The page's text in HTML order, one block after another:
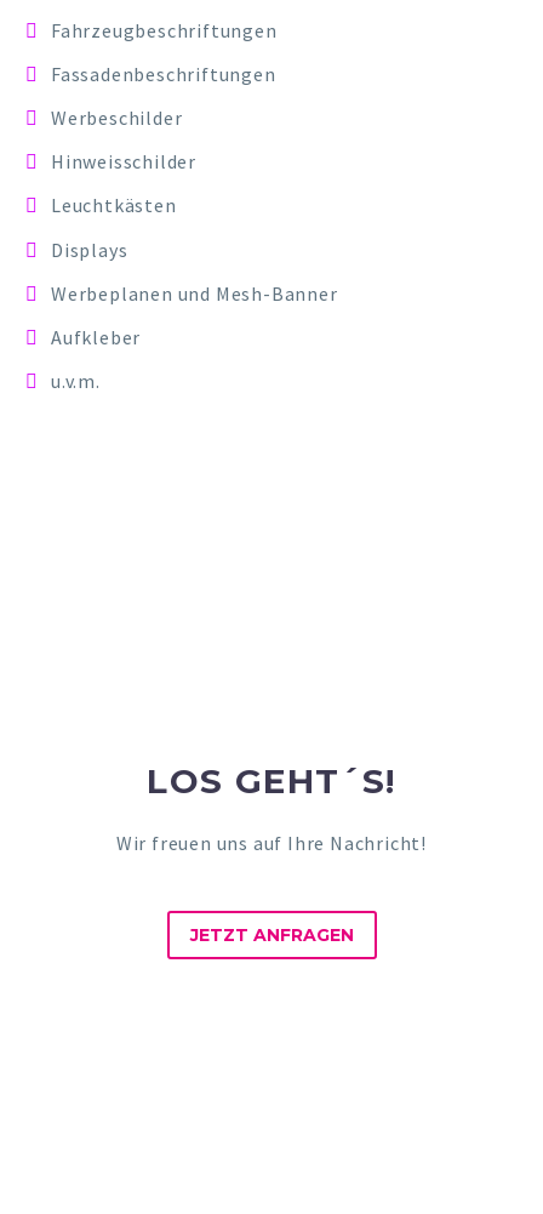
Fahrzeugbeschriftungen
Fassadenbeschriftungen
Werbeschilder
Hinweisschilder
Leuchtkästen
Displays
Werbeplanen und Mesh-Banner
Aufkleber
u.v.m.
LOS GEHT´S!
Wir freuen uns auf Ihre Nachricht!
JETZT ANFRAGEN